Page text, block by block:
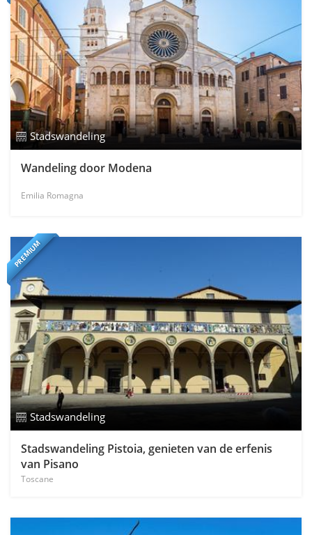
Stadswandeling
Wandeling door Modena
Emilia Romagna
PREMIUM
Stadswandeling
Stadswandeling Pistoia, genieten van de erfenis
van Pisano
Toscane